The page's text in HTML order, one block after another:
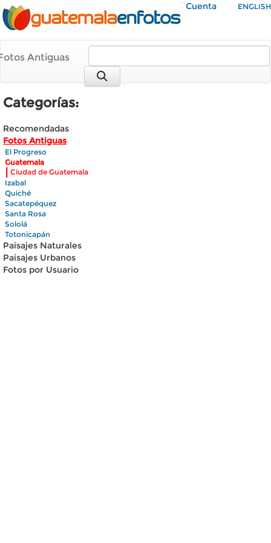
Mi Cuenta ENGLISH
Antiguas
Categorías:
Recomendadas
Fotos Antiguas
El Progreso
Guatemala
| Ciudad de Guatemala
Izabal
Quiché
Sacatepéquez
Santa Rosa
Sololá
Totonicapán
Paisajes Naturales
Paisajes Urbanos
Fotos por Usuario